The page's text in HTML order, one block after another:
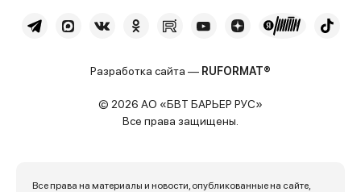
Разработка сайта — RUFORMAT®
© 2026 АО «БВТ БАРЬЕР РУС»
Все права защищены.
Все права на материалы и новости, опубликованные на сайте,